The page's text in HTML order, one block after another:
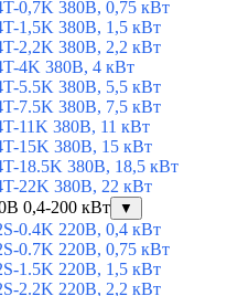
0,7K 380В, 0,75 кВт
1,5K 380В, 1,5 кВт
2,2K 380В, 2,2 кВт
4K 380В, 4 кВт
5.5K 380В, 5,5 кВт
7.5K 380В, 7,5 кВт
11K 380В, 11 кВт
15K 380В, 15 кВт
18.5K 380В, 18,5 кВт
22K 380В, 22 кВт
0,4-200 кВт
▼
0.4K 220В, 0,4 кВт
0.7K 220В, 0,75 кВт
1.5K 220В, 1,5 кВт
2.2K 220В, 2,2 кВт